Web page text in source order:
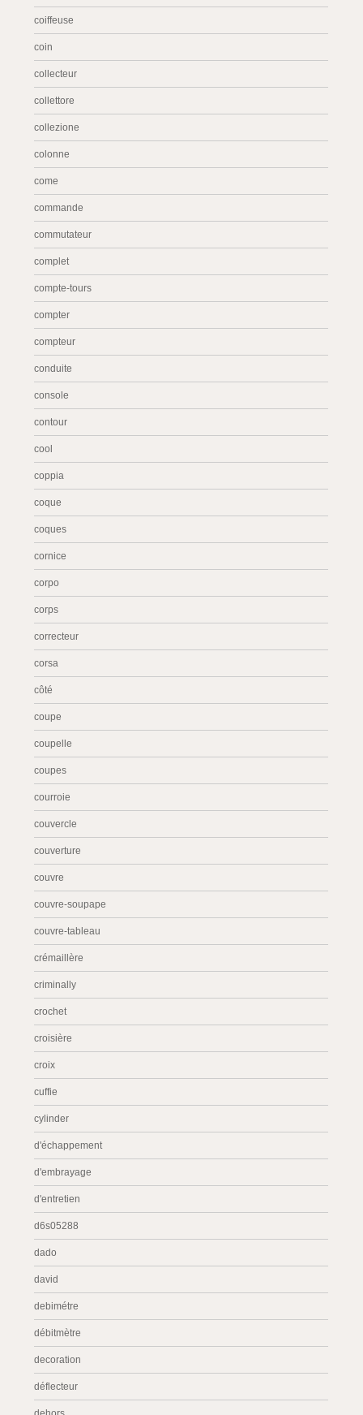
coiffeuse
coin
collecteur
collettore
collezione
colonne
come
commande
commutateur
complet
compte-tours
compter
compteur
conduite
console
contour
cool
coppia
coque
coques
cornice
corpo
corps
correcteur
corsa
côté
coupe
coupelle
coupes
courroie
couvercle
couverture
couvre
couvre-soupape
couvre-tableau
crémaillère
criminally
crochet
croisière
croix
cuffie
cylinder
d'échappement
d'embrayage
d'entretien
d6s05288
dado
david
debimétre
débitmètre
decoration
déflecteur